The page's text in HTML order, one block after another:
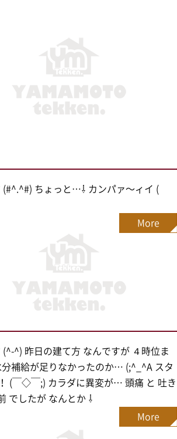
(#^.^#) ちょっと…⇩ カンパァ〜ィイ (
More
^) 昨日の建て方 なんですが ４時位ま
補給が足りなかったのか… (;^_^A スタ
(￣◇￣;) カラダに異変が… 頭痛 と 吐き
でしたが なんとか ⇩
More